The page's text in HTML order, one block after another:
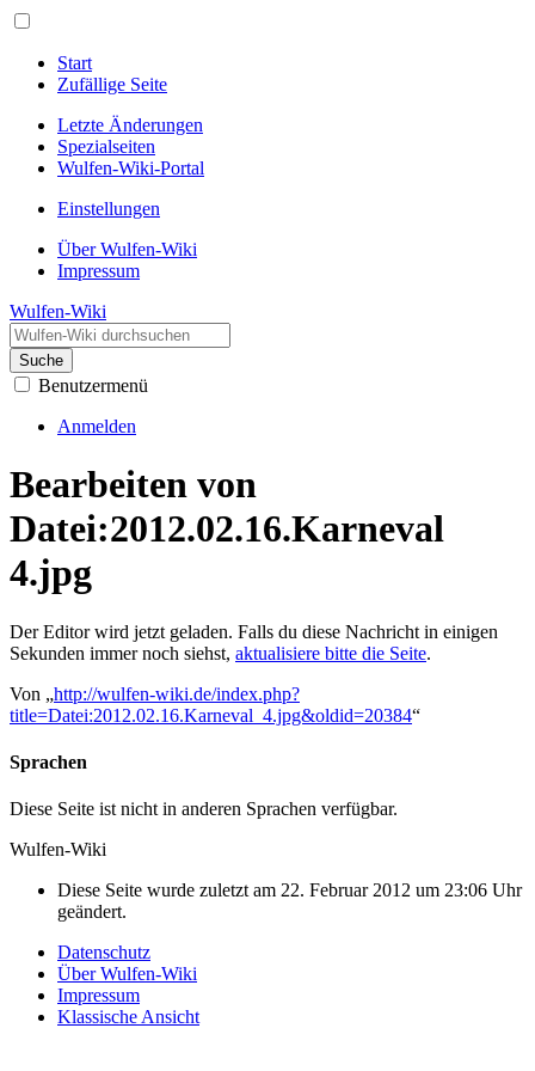
Start
Zufällige Seite
Letzte Änderungen
Spezialseiten
Wulfen-Wiki-Portal
Einstellungen
Über Wulfen-Wiki
Impressum
Wulfen-Wiki
Suche
Benutzermenü
Anmelden
Bearbeiten von
Datei:2012.02.16.Karneval
4.jpg
Der Editor wird jetzt geladen. Falls du diese Nachricht in einigen
Sekunden immer noch siehst, aktualisiere bitte die Seite.
Von „http://wulfen-wiki.de/index.php?
title=Datei:2012.02.16.Karneval_4.jpg&oldid=20384“
Sprachen
Diese Seite ist nicht in anderen Sprachen verfügbar.
Wulfen-Wiki
Diese Seite wurde zuletzt am 22. Februar 2012 um 23:06 Uhr
geändert.
Datenschutz
Über Wulfen-Wiki
Impressum
Klassische Ansicht